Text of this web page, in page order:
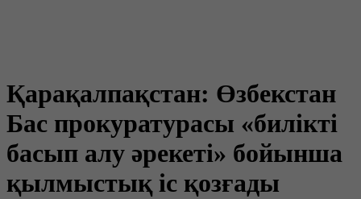
Қарақалпақстан: Өзбекстан
Бас прокуратурасы «билікті
басып алу әрекеті» бойынша
қылмыстық іс қозғады